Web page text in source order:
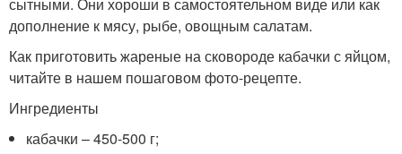
дополнение к мясу, рыбе, овощным салатам.
Как приготовить жареные на сковороде кабачки с яйцом,
читайте в нашем пошаговом фото-рецепте.
Ингредиенты
кабачки – 450-500 г;